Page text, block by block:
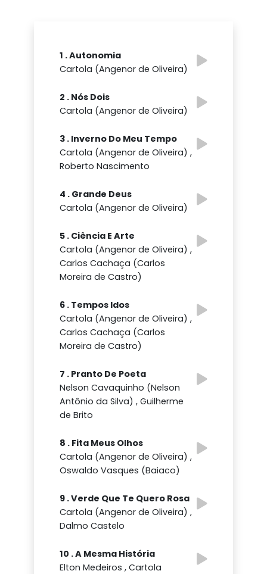
1 . Autonomia
Cartola (Angenor de Oliveira)
2 . Nós Dois
Cartola (Angenor de Oliveira)
3 . Inverno Do Meu Tempo
Cartola (Angenor de Oliveira) ,
Roberto Nascimento
4 . Grande Deus
Cartola (Angenor de Oliveira)
5 . Ciência E Arte
Cartola (Angenor de Oliveira) ,
Carlos Cachaça (Carlos
Moreira de Castro)
6 . Tempos Idos
Cartola (Angenor de Oliveira) ,
Carlos Cachaça (Carlos
Moreira de Castro)
7 . Pranto De Poeta
Nelson Cavaquinho (Nelson
Antônio da Silva) , Guilherme
de Brito
8 . Fita Meus Olhos
Cartola (Angenor de Oliveira) ,
Oswaldo Vasques (Baiaco)
9 . Verde Que Te Quero Rosa
Cartola (Angenor de Oliveira) ,
Dalmo Castelo
10 . A Mesma História
Elton Medeiros , Cartola